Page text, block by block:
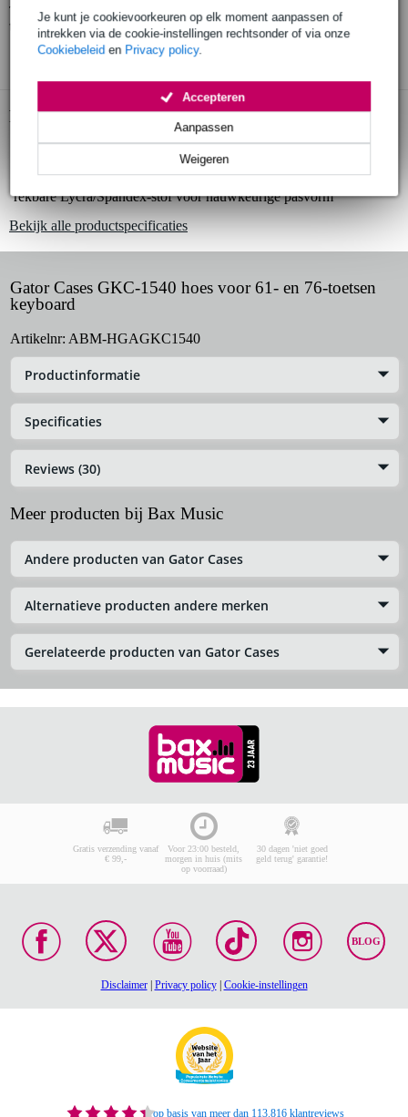
Je kunt je cookievoorkeuren op elk moment aanpassen of
intrekken via de cookie-instellingen rechtsonder of via onze
Cookiebeleid en Privacy policy.
Weigeren
Aanpassen
Accepteren
Twijfel je of deGator Cases GKC-1540 hoes voor 61- en 76-
toetsen keyboard bij je past? Doe de check.
Start de check
Productinformatie
beschermhoes voor keyboards met 61 of 76 toetsen
houdt stof en ander vuil tegen
rekbare Lycra/Spandex-stof voor nauwkeurige pasvorm
Bekijk alle productspecificaties
Gator Cases GKC-1540 hoes voor 61- en 76-toetsen
keyboard
Artikelnr: ABM-HGAGKC1540
Productinformatie
Specificaties
Reviews (30)
Meer producten bij Bax Music
Andere producten van Gator Cases
Alternatieve producten andere merken
Gerelateerde producten van Gator Cases
Gratis verzending vanaf
€ 99,-
Voor 23:00 besteld,
morgen in huis (mits
op voorraad)
30 dagen 'niet goed
geld terug' garantie!
BLOG
Disclaimer| Privacy policy| Cookie-instellingen
op basis van meer dan 113.816 klantreviews